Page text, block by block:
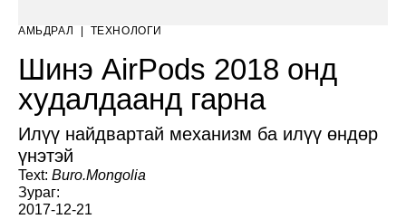
АМЬДРАЛ ТЕХНОЛОГИ
Шинэ AirPods 2018 онд
худалдаанд гарна
Илүү найдвартай механизм ба илүү өндөр
үнэтэй
Text: Buro.Mongolia
Зураг:
2017-12-21